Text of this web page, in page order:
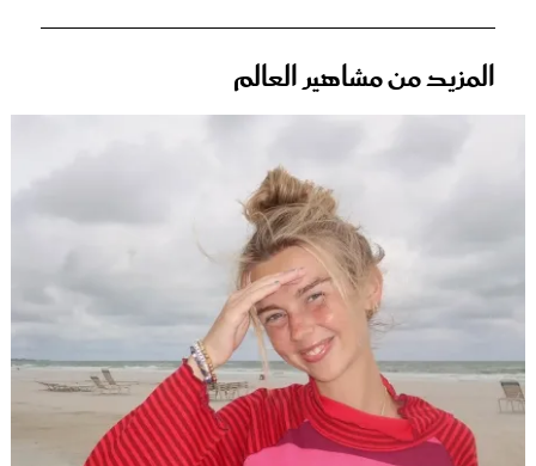
المزيد من مشاهير العالم